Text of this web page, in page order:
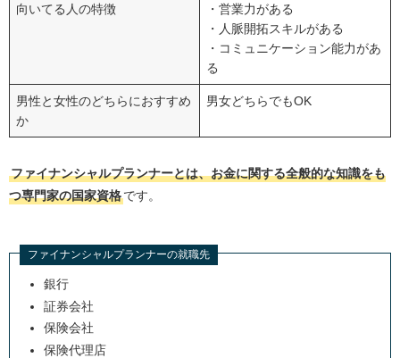
向いてる人の特徴
・営業力がある
・人脈開拓スキルがある
・コミュニケーション能力があ
る
男性と女性のどちらにおすすめ
か
男女どちらでもOK
ファイナンシャルプランナーとは、お金に関する全般的な知識をも
つ専門家の国家資格です。
ファイナンシャルプランナーの就職先
銀行
証券会社
保険会社
保険代理店